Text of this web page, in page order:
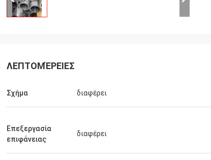
Σαουδική Αραβία Zakaria
Χάλυβας Haoxuan, εξασφάλιση
ΛΕΠΤΟΜΈΡΕΙΕΣ
Σχήμα διαφέρει
Επεξεργασία
επιφάνειας
διαφέρει